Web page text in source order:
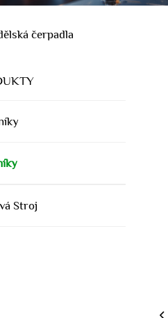
čerpadla
Stroj